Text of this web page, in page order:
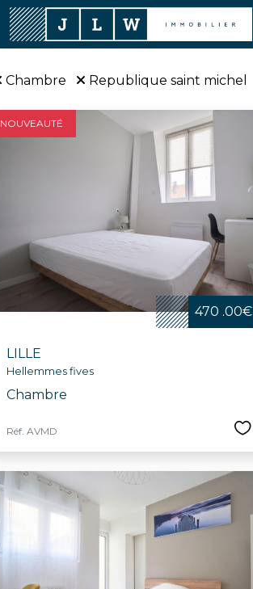
Chambre Republique saint michel
NOUVEAUTÉ
470 .00€
LILLE
Hellemmes fives
Chambre
Réf. AVMD